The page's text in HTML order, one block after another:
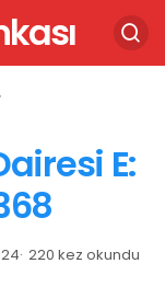
E:
220 kez okundu